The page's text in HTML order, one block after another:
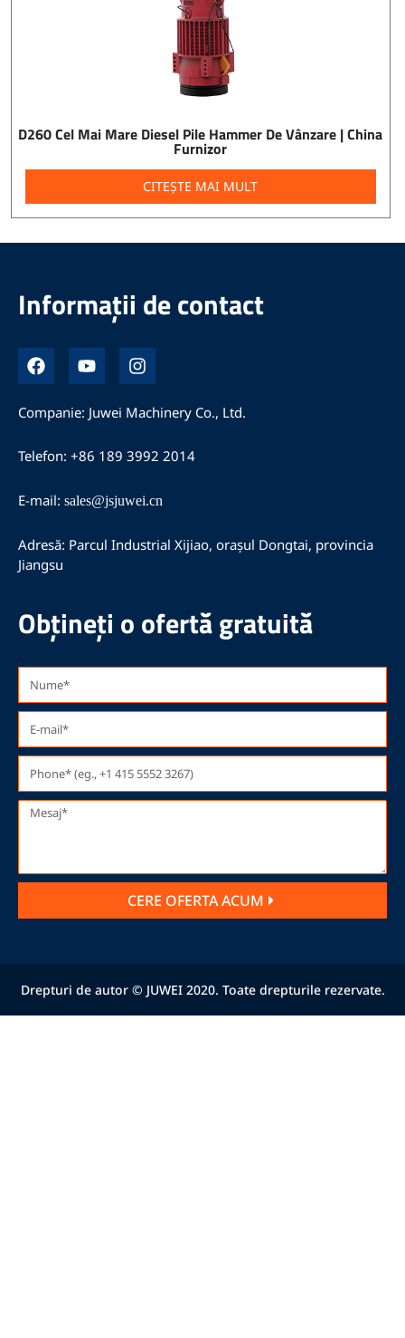
D260 Cel Mai Mare Diesel Pile Hammer De Vânzare | China
Furnizor
CITEȘTE MAI MULT
Informații de contact
F
a
c
e
o
o
Y
o
u
t
u
b
e
I
n
s
t
g
r
m
Companie: Juwei Machinery Co., Ltd.
Telefon: +86 189 3992 2014
E-mail: sales@jsjuwei.cn
Adresă: Parcul Industrial Xijiao, orașul Dongtai, provincia
Jiangsu
Obțineți o ofertă gratuită
CERE OFERTA ACUM
Drepturi de autor © JUWEI 2020. Toate drepturile rezervate.